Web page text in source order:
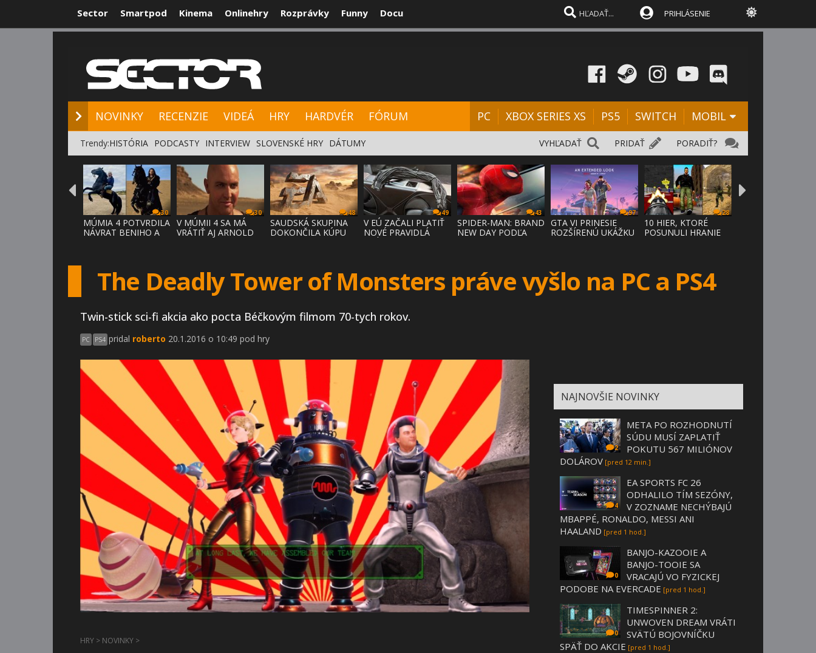
Sector Smartpod Kinema Onlinehry Rozprávky Funny Docu PRIHLÁSENIE
NOVINKY RECENZIE VIDEÁ HRY HARDVÉR FÓRUM PC XBOX SERIES XS PS5 SWITCH MOBIL
PORADIŤ?
PRIDAŤ
VYHĽADAŤ
Trendy:HISTÓRIA PODCASTY INTERVIEW SLOVENSKÉ HRY DÁTUMY
30
MÚMIA 4 POTVRDILA
NÁVRAT BENIHO A
30
V MÚMII 4 SA MÁ
VRÁTIŤ AJ ARNOLD
48
SAUDSKÁ SKUPINA
DOKONČILA KÚPU
49
V EÚ ZAČALI PLATIŤ
NOVÉ PRAVIDLÁ
43
SPIDER-MAN: BRAND
NEW DAY PODĽA
97
GTA VI PRINESIE
ROZŠÍRENÚ UKÁŽKU
28
10 HIER, KTORÉ
POSUNULI HRANIE
The Deadly Tower of Monsters práve vyšlo na PC a PS4
Twin-stick sci-fi akcia ako pocta Béčkovým filmom 70-tych rokov.
PC PS4 pridal roberto 20.1.2016 o 10:49 pod hry
HRY > NOVINKY >
NAJNOVŠIE NOVINKY
2
META PO ROZHODNUTÍ
SÚDU MUSÍ ZAPLATIŤ
POKUTU 567 MILIÓNOV
DOLÁROV [pred 12 min.]
4
EA SPORTS FC 26
ODHALILO TÍM SEZÓNY,
V ZOZNAME NECHÝBAJÚ
MBAPPÉ, RONALDO, MESSI ANI
HAALAND [pred 1 hod.]
0
BANJO-KAZOOIE A
BANJO-TOOIE SA
VRACAJÚ VO FYZICKEJ
PODOBE NA EVERCADE [pred 1 hod.]
0
TIMESPINNER 2:
UNWOVEN DREAM VRÁTI
SVÄTÚ BOJOVNÍČKU
SPÄŤ DO AKCIE [pred 1 hod.]